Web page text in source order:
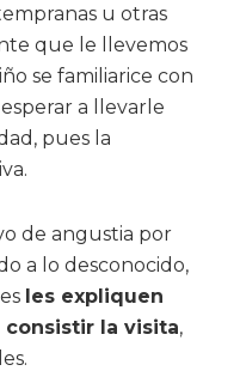
u otras
que le llevemos
se familiarice con
a llevarle
pues la
de angustia por
a lo desconocido,
les expliquen
la visita,